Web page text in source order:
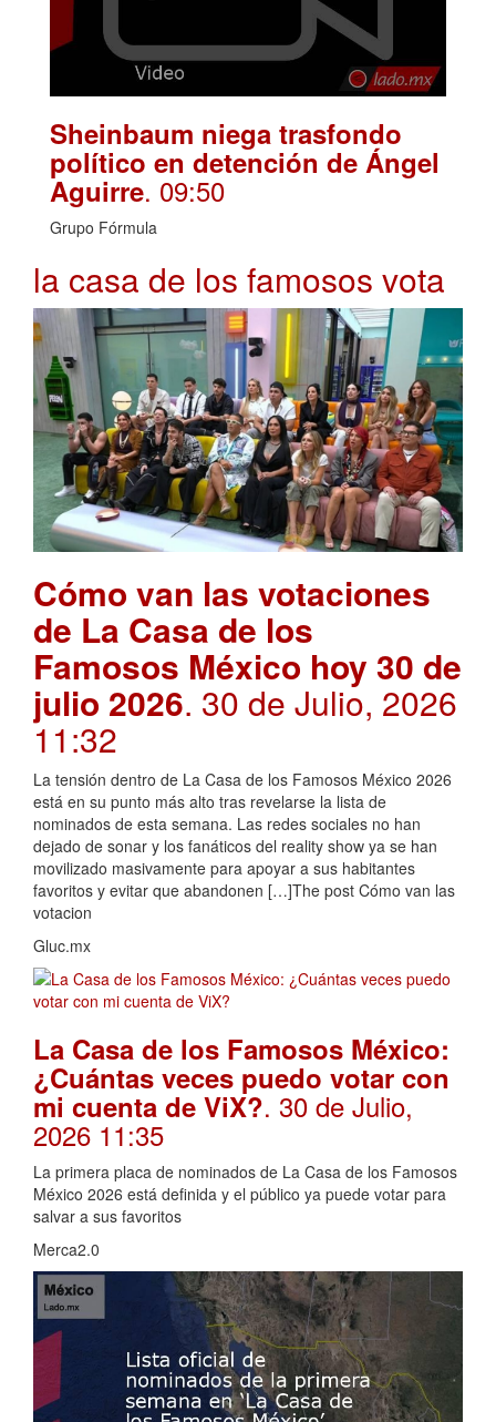
Sheinbaum niega trasfondo
político en detención de Ángel
Aguirre. 09:50
Grupo Fórmula
la casa de los famosos vota
Cómo van las votaciones
de La Casa de los
Famosos México hoy 30 de
julio 2026. 30 de Julio, 2026
11:32
La tensión dentro de La Casa de los Famosos México 2026
está en su punto más alto tras revelarse la lista de
nominados de esta semana. Las redes sociales no han
dejado de sonar y los fanáticos del reality show ya se han
movilizado masivamente para apoyar a sus habitantes
favoritos y evitar que abandonen […]The post Cómo van las
votacion
Gluc.mx
La Casa de los Famosos México:
¿Cuántas veces puedo votar con
mi cuenta de ViX?. 30 de Julio,
2026 11:35
La primera placa de nominados de La Casa de los Famosos
México 2026 está definida y el público ya puede votar para
salvar a sus favoritos
Merca2.0